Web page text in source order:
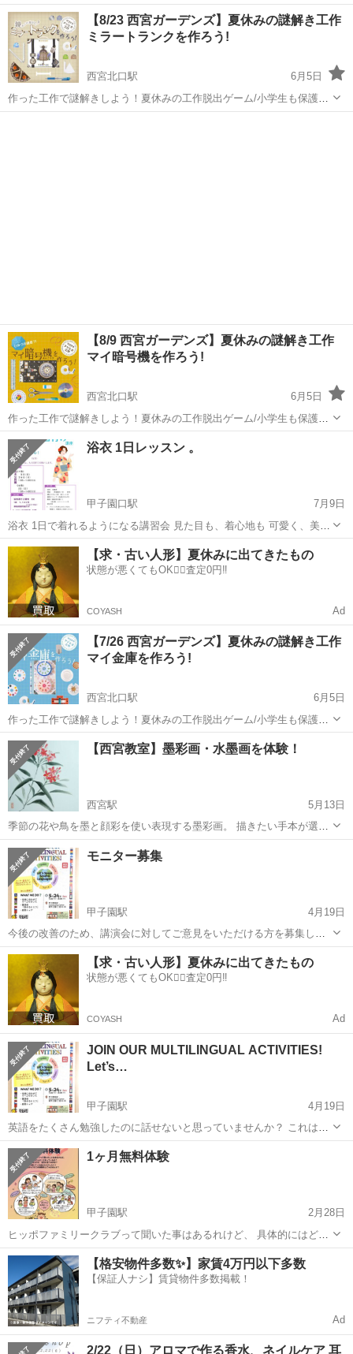
ストレスを減らしたい 心も体もスッキリしたい 自分の時間を持ちたい
原因不明の不調 毎週水曜日 ①10:00～11:00 ②14:...
兵庫 西宮市 西宮駅 ワークショップ 体験会
【8/23 西宮ガーデンズ】夏休みの謎解き工作
ミラートランクを作ろう!
西宮北口駅
6月5日
作った工作で謎解きしよう！夏休みの工作脱出ゲーム/小学生も保護者
も楽しめます NHK文化センター西宮ガーデンズ教室 2026年8月23日
【8/9 西宮ガーデンズ】夏休みの謎解き工作
マイ暗号機を作ろう!
西宮北口駅
6月5日
作った工作で謎解きしよう！夏休みの工作脱出ゲーム/小学生も保護者
も楽しめます NHK文化センター西宮ガーデンズ教室 2026年8月9日
(日) 13:30-15:30 阪急神戸線「西宮北口」駅下車 東改札口からデッ
キで...
兵庫 西宮市 西宮北口駅
浴衣 1日レッスン 。
甲子園口駅
7月9日
浴衣 1日で着れるようになる講習会 見た目も、着心地も 可愛く、美し
く 帯結びも、自分で結びます 直し方も教えます。 てんこ盛り レッス
ンです。
兵庫 西宮市 甲子園口駅 ワークショップ 浴衣
【求・古い人形】夏休みに出てきたもの
状態が悪くてもOK🙆‍♀️査定0円‼️
COYASH Ad
【7/26 西宮ガーデンズ】夏休みの謎解き工作
マイ金庫を作ろう!
西宮北口駅
6月5日
作った工作で謎解きしよう！夏休みの工作脱出ゲーム/小学生も保護者
も楽しめます NHK文化センター西宮ガーデンズ教室 2026年7月26日
(日) 13:30-15:30 阪急神戸線「西宮北口」駅下車 東改札口からデッ
キ...
兵庫 西宮市 西宮北口駅 ワークショップ 謎解き
【西宮教室】墨彩画・水墨画を体験！
西宮駅
5月13日
季節の花や鳥を墨と顔彩を使い表現する墨彩画。 描きたい手本が選べ
る自由な教室で毎回１つ作品を仕上げます。 「絵を描くのは学生以
来」という方も沢山いらっしゃいます。上手く描くコツを丁寧にお伝
え致します。 最初は筆遊び...
兵庫 西宮市 西宮駅 ワークショップ
モニター募集
甲子園駅
4月19日
今後の改善のため、講演会に対してご意見をいただける方を募集しま
す（先着5名）。講演会終了後、約10分程度のアンケートにご回答いた
だきます。（無記名）全プログラムへの参加とアンケート回答を条件
にAmazonギフト券1000円分...
兵庫 西宮市 甲子園駅 ワークショップ
ヒッポファミリークラブ
【求・古い人形】夏休みに出てきたもの
状態が悪くてもOK🙆‍♀️査定0円‼️
COYASH Ad
JOIN OUR MULTILINGUAL ACTIVITIES!
Let’s…
甲子園駅
4月19日
英語をたくさん勉強したのに話せないと思っていませんか？ これは、
インプットとアウトプットが圧倒的に足りないことが、大きな原因の
一つです。 海外留学や海外赴任で外国語が話せるようになるのは、話
さざるを得ない環境に身を置くからで...
兵庫 西宮市 甲子園駅 ワークショップ
1ヶ月無料体験
甲子園駅
2月28日
ヒッポファミリークラブって聞いた事はあるれけど、 具体的にはどん
な事をしているのかな？ 興味はあるけど、自分に合うのかな？ と、感
じているあなたにピッタリ！ 目からウロコの体験をしてみませんか？
兵庫 西宮市 甲子園駅 ワークショップ
ヒッポファミリークラブ
【格安物件多数✨】家賃4万円以下多数
【保証人ナシ】賃貸物件多数掲載！
ニフティ不動産 Ad
2/22（日）アロマで作る香水、ネイルケア 耳